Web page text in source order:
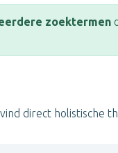
zoektermen
direct holistische